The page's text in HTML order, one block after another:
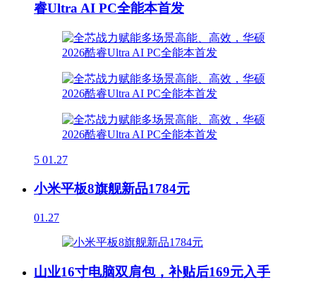
睿Ultra AI PC全能本首发
5 01.27
小米平板8旗舰新品1784元
01.27
山业16寸电脑双肩包，补贴后169元入手